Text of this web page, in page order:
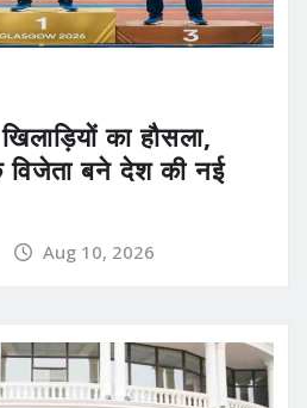
का हौसला,
बने देश की नई
Aug 10, 2026